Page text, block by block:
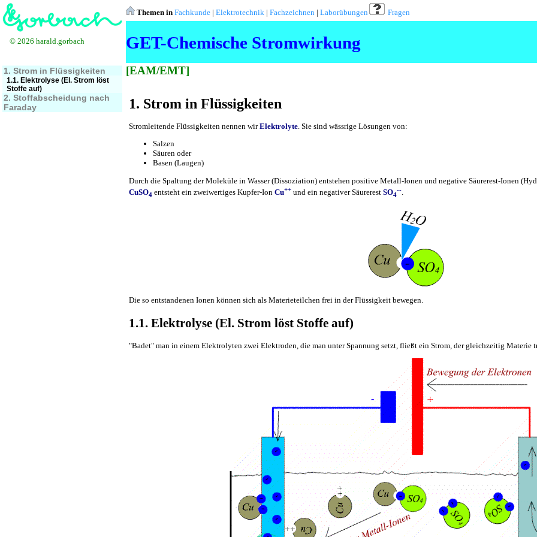
Themen in Fachkunde | Elektrotechnik | Fachzeichnen | Laborübungen Fragen
GET-Chemische Stromwirkung
[EAM/EMT]
© 2026 harald.gorbach
1. Strom in Flüssigkeiten
1.1. Elektrolyse (El. Strom löst
Stoffe auf)
2. Stoffabscheidung nach
Faraday
1. Strom in Flüssigkeiten
Stromleitende Flüssigkeiten nennen wirElektrolyte. Sie sind wässrige Lösungen von:
Salzen
Säuren oder
Basen (Laugen)
Durch die Spaltung der Moleküle in Wasser (Dissoziation) entstehen positive Metall-Ionen und negative Säurerest-Ionen
CuSO4 entsteht ein zweiwertiges Kupfer-Ion Cu++ und ein negativer Säurerest SO4
--.
Die so entstandenen Ionen können sich als Materieteilchen frei in der Flüssigkeit bewegen.
1.1. Elektrolyse (El. Strom löst Stoffe auf)
"Badet" man in einem Elektrolyten zwei Elektroden, die man unter Spannung setzt, fließt ein Strom, der gleichzeitig Materie